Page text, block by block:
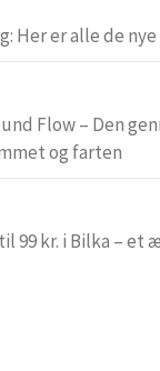
Her er alle de
Flow – Den
og farten
99 kr. i Bilka – et